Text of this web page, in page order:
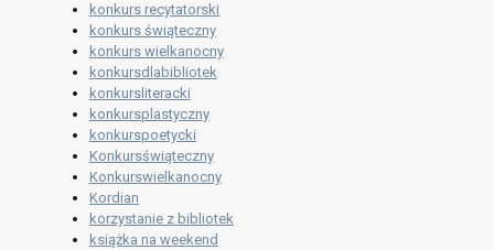
konkurs recytatorski
konkurs świąteczny
konkurs wielkanocny
konkursdlabibliotek
konkursliteracki
konkursplastyczny
konkurspoetycki
Konkursświąteczny
Konkurswielkanocny
Kordian
korzystanie z bibliotek
książka na weekend